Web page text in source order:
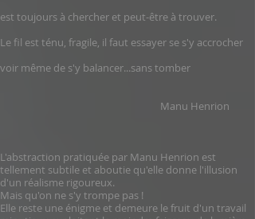
est toujours à chercher et peut-être à trouver.
Le fil est ténu, fragile, il faut essayer se s'y accrocher
voir même de s'y balancer...sans tomber
Manu Henrion
L'abstraction pratiquée par Manu Henrion est
tellement subtile et aboutie qu'elle donne l'illusion
d'un réalisme rigoureux.
Mais qu'on ne s'y trompe pas !
Elle reste une énigme et demeure le fruit d'un travail